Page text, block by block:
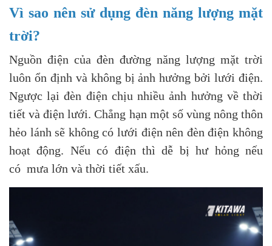
Vì sao nên sử dụng đèn năng lượng mặt
trời?
Nguồn điện của đèn đường năng lượng mặt trời
luôn ổn định và không bị ảnh hưởng bởi lưới điện.
Ngược lại đèn điện chịu nhiều ảnh hưởng về thời
tiết và điện lưới. Chẳng hạn một số vùng nông thôn
hẻo lánh sẽ không có lưới điện nên đèn điện không
hoạt động. Nếu có điện thì dễ bị hư hỏng nếu
có mưa lớn và thời tiết xấu.